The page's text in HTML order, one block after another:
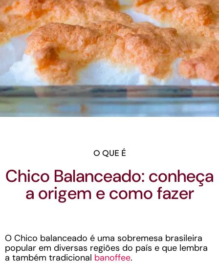
O QUE É
Chico Balanceado: conheça
a origem e como fazer
O Chico balanceado é uma sobremesa brasileira
popular em diversas regiões do país e que lembra
a também tradicional banoffee.